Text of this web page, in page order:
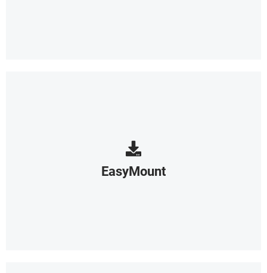
EasyMount